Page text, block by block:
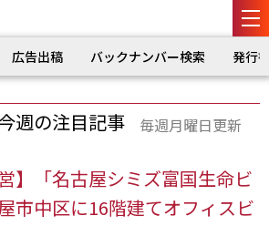
広告出稿 バックナンバー検索 発行
週の注目記事 毎週月曜日更新
】「名古屋シミズ富国生命ビ
中区に16階建てオフィスビ